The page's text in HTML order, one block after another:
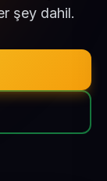
şey dahil.